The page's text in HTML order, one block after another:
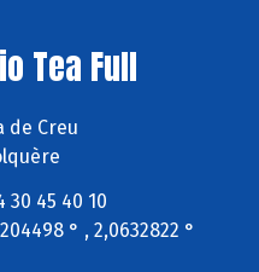
Tea Full
de Creu
30 45 40 10
° , 2,0632822 °